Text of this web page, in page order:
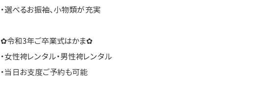
・選べるお振袖、小物類が充実
✿令和3年ご卒業式はかま✿
・女性袴レンタル・男性袴レンタル
・当日お支度ご予約も可能